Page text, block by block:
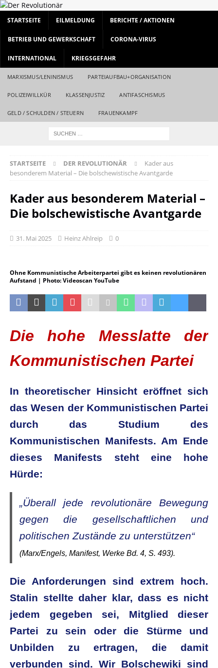
STARTSEITE EILMELDUNG BERICHTE / AKTIONEN
BETRIEB UND GEWERKSCHAFT CORONA-VIRUS
INTERNATIONAL KRIEGSGEFAHR
MARXISMUS/LENINISMUS PARTEIAUFBAU+ORGANISATION
POLIZEIWILLKÜR KLASSENJUSTIZ ANTIFASCHISMUS
GELD / SCHULDEN / STEUERN FRAUENKAMPF
STARTSEITE DER REVOLUTIONÄR
Kader aus
besonderem Material – Die bolschewistische Avantgarde
Kader aus besonderem Material –
Die bolschewistische Avantgarde
31. Mai 2025 Heinz Ahlreip 0
Ohne Kommunistische Arbeiterpartei gibt es keinen revolutionären
Aufstand | Photo: Videoscan YouTube
Die hohe Messlatte der
Kommunistischen Partei
In theoretischer Hinsicht eröffnet sich
das Wesen der Kommunistischen Partei
durch das Studium des
Kommunistischen Manifests. Am Ende
dieses Manifests steht eine hohe
Hürde:
„Überall jede revolutionäre Bewegung
gegen die gesellschaftlichen und
politischen Zustände zu unterstützen“
(Marx/Engels, Manifest, Werke Bd. 4, S. 493).
Die Anforderungen sind extrem hoch.
Stalin stellte daher klar, dass es nicht
jedem gegeben sei, Mitglied dieser
Partei zu sein oder die Stürme und
Unbilden zu ertragen, die damit
verbunden sind. Wir Bolschewiki sind